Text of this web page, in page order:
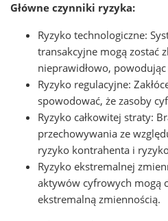
Główne czynniki ryzyka:
Ryzyko technologiczne:
transakcyjne mogą zostać
nieprawidłowo,
Ryzyko regulacyjne:
spowodować, że zasoby
Ryzyko całkowitej straty:
przechowywania ze
ryzyko kontrahenta i
Ryzyko ekstremalnej
aktywów cyfrowych mogą
ekstremalną zmiennością.